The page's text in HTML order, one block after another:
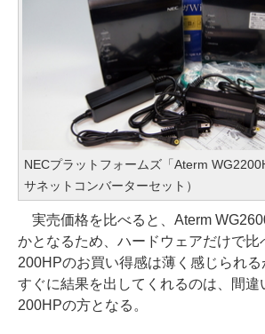
NECプラットフォームズ「Aterm
サネットコンバーターセット）
実売価格を比べると、Aterm
かとなるため、ハードウェアだけで比
200HPのお買い得感は薄く感じられ
すぐに結果を出してくれるのは、間違
200HPの方となる。